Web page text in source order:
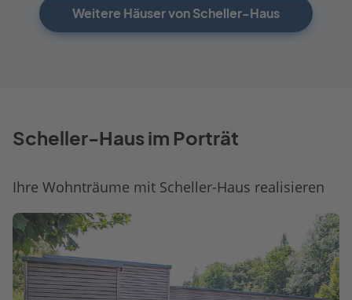
Weitere Häuser von Scheller-Haus
Scheller-Haus im Porträt
Ihre Wohnträume mit Scheller-Haus realisieren